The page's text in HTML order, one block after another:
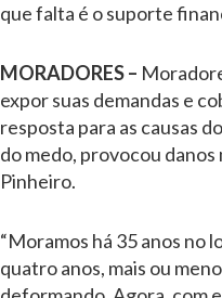
que falta é o suporte
MORADORES –
expor suas demandas e
resposta para as causas
do medo, provocou
Pinheiro.
“Moramos há 35 anos no
quatro anos, mais ou